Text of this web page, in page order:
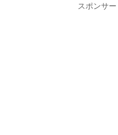
スポンサー